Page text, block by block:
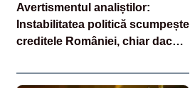
Avertismentul analiștilor:
Instabilitatea politică scumpește
creditele României, chiar dacă
„junk”